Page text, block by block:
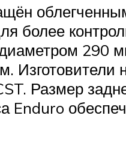
более
290
Изготовители
Размер
Enduro